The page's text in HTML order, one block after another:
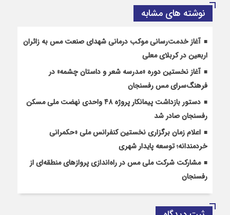
نوشته های مشابه
آغاز خدمت‌رسانی موکب درمانی شهدای صنعت مس به زائران
اربعین در کربلای معلی
آغاز نخستین دوره «مدرسه شعر و داستان چشمه» در
فرهنگ‌سرای مس رفسنجان
دستور بازداشت پیمانکار پروژه ۴۸ واحدی نهضت ملی مسکن
رفسنجان صادر شد
اعلام زمان برگزاری نخستین کنفرانس ملی «حکمرانی
خردمندانه؛ توسعه پایدار شهری
مشارکت شرکت ملی مس در راه‌اندازی پروازهای منطقه‌ای از
رفسنجان